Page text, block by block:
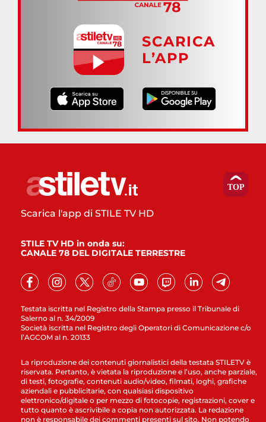
SCARICA
L’APP
Testata iscritta nel Registro della Stampa presso il Tribunale di
Salerno al n. 34/2009
Società iscritta nel Registro degli Operatori di Comunicazione c/o
l’AGCOM al n. 20133
Scarica l'app di STILE TV HD
STILE TV HD in onda su:
CANALE 78 DEL DIGITALE TERRESTRE
La riproduzione dei contenuti giornalistici della testata STILETV è
riservata. Pertanto, è vietata la riproduzione e l’uso, anche parziale,
di testi, fotografie, contenuti audio/video, filmati, loghi, grafiche
aziendali e pubblicitarie, con qualsiasi dispositivo
elettronico/digitale o per mezzo di fotocopie, registrazioni, cover e
tutto quanto è ascrivibile a copia non autorizzata. La redazione
non è responsabile dei commenti presenti sul sito. Non potendo